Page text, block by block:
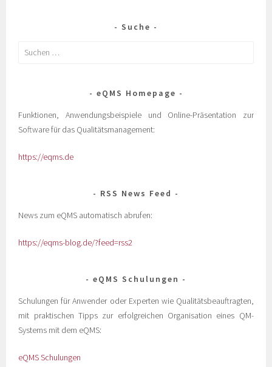
Suche
eQMS Homepage
Funktionen, Anwendungsbeispiele und Online-Präsentation zur
Software für das Qualitätsmanagement:
https://eqms.de
RSS News Feed
News zum eQMS automatisch abrufen:
https://eqms-blog.de/?feed=rss2
eQMS Schulungen
Schulungen für Anwender oder Experten wie Qualitätsbeauftragten,
mit praktischen Tipps zur erfolgreichen Organisation eines QM-
Systems mit dem eQMS:
eQMS Schulungen